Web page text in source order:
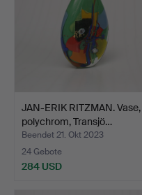
JAN-ERIK RITZMAN. Vase,
polychrom, Transjö…
Beendet 21. Okt 2023
24 Gebote
284 USD